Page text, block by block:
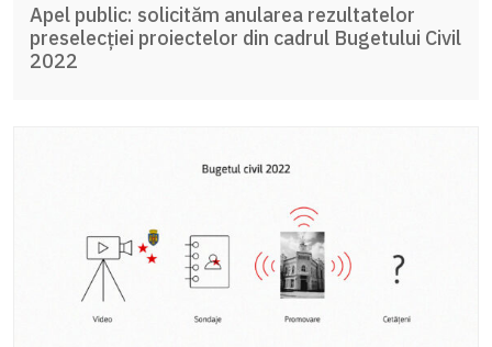
Apel public: solicităm anularea rezultatelor
preselecției proiectelor din cadrul Bugetului Civil
2022